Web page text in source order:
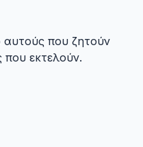
αυτούς που ζητούν
που εκτελούν.